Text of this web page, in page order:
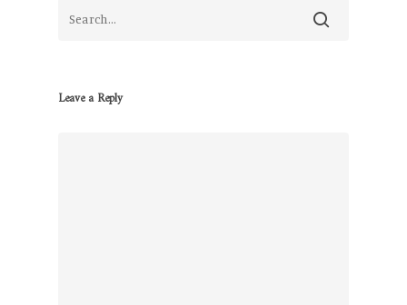
Leave a Reply